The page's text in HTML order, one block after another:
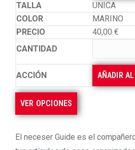
UNICA
MARINO
40,00 €
AÑADIR
VER OPCIONES
El neceser Guide es el